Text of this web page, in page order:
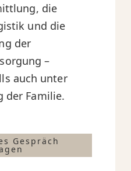
die
und die
der
–
auch unter
der Familie.
Gespräch